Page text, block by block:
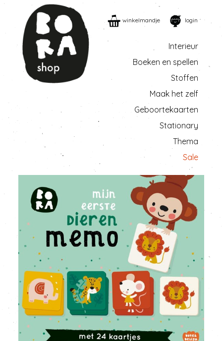
winkelmandje login
Interieur
Boeken en spellen
Stoffen
Maak het zelf
Geboortekaarten
Stationary
Thema
Sale